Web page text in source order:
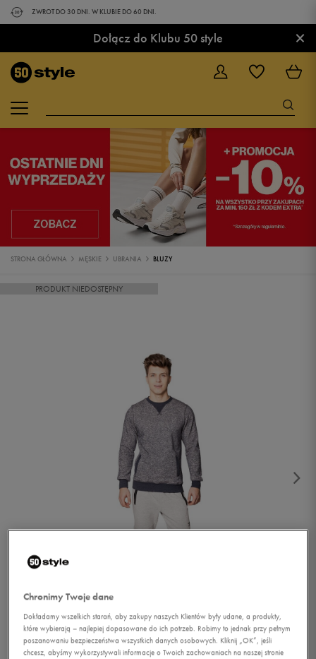
ZWROT DO 30 DNI. W KLUBIE DO 60 DNI.
Dołącz do Klubu 50 style ×
STRONA GŁÓWNA MĘSKIE UBRANIA BLUZY
PRODUKT NIEDOSTĘPNY
Chronimy Twoje dane
Dokładamy wszelkich starań, aby zakupy naszych Klientów były udane, a produkty,
które wybierają – najlepiej dopasowane do ich potrzeb. Robimy to jednak przy pełnym
poszanowaniu bezpieczeństwa wszystkich danych osobowych. Kliknij „OK”, jeśli
chcesz, abyśmy wykorzystywali informacje o Twoich zachowaniach na naszej stronie